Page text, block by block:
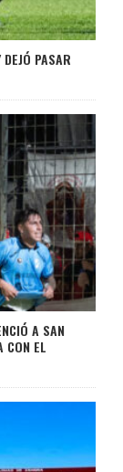
PASAR
A SAN
CON EL